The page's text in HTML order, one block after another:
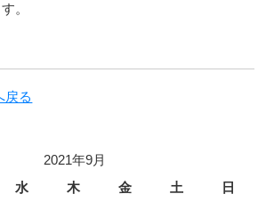
。
戻る
2021年9月
水 木 金 土
日